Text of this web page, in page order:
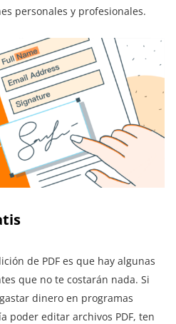
personales y profesionales.
de PDF es que hay algunas
que no te costarán nada. Si
dinero en programas
poder editar archivos PDF, ten